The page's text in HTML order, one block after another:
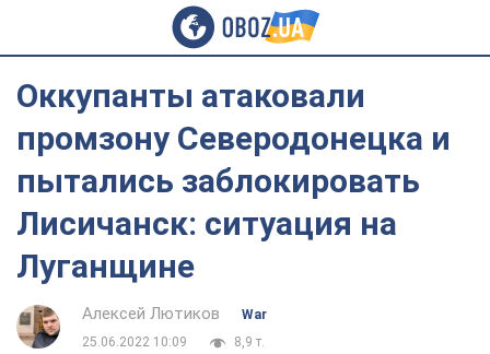
Оккупанты атаковали
промзону Северодонецка и
пытались заблокировать
Лисичанск: ситуация на
Луганщине
Алексей Лютиков
War
25.06.2022 10:09
8,9 т.